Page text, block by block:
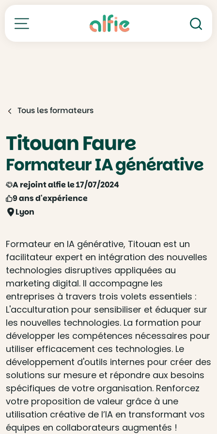
Toutes nos formations
Tous les formateurs
Titouan Faure
Formateur IA générative
A rejoint alfie le 17/07/2024
9 ans d'expérience
Lyon
Formateur en IA générative, Titouan est un
facilitateur expert en intégration des nouvelles
technologies disruptives appliquées au
marketing digital. Il accompagne les
entreprises à travers trois volets essentiels :
L'acculturation pour sensibiliser et éduquer sur
les nouvelles technologies. La formation pour
développer les compétences nécessaires pour
utiliser efficacement ces technologies. Le
développement d'outils internes pour créer des
solutions sur mesure et répondre aux besoins
spécifiques de votre organisation. Renforcez
votre proposition de valeur grâce à une
utilisation créative de l’IA en transformant vos
équipes en collaborateurs augmentés !